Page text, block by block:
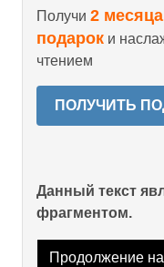
Получи 2
подарок и
чтением
ПОЛУЧИТЬ
Данный текст
фрагментом.
Продолжение